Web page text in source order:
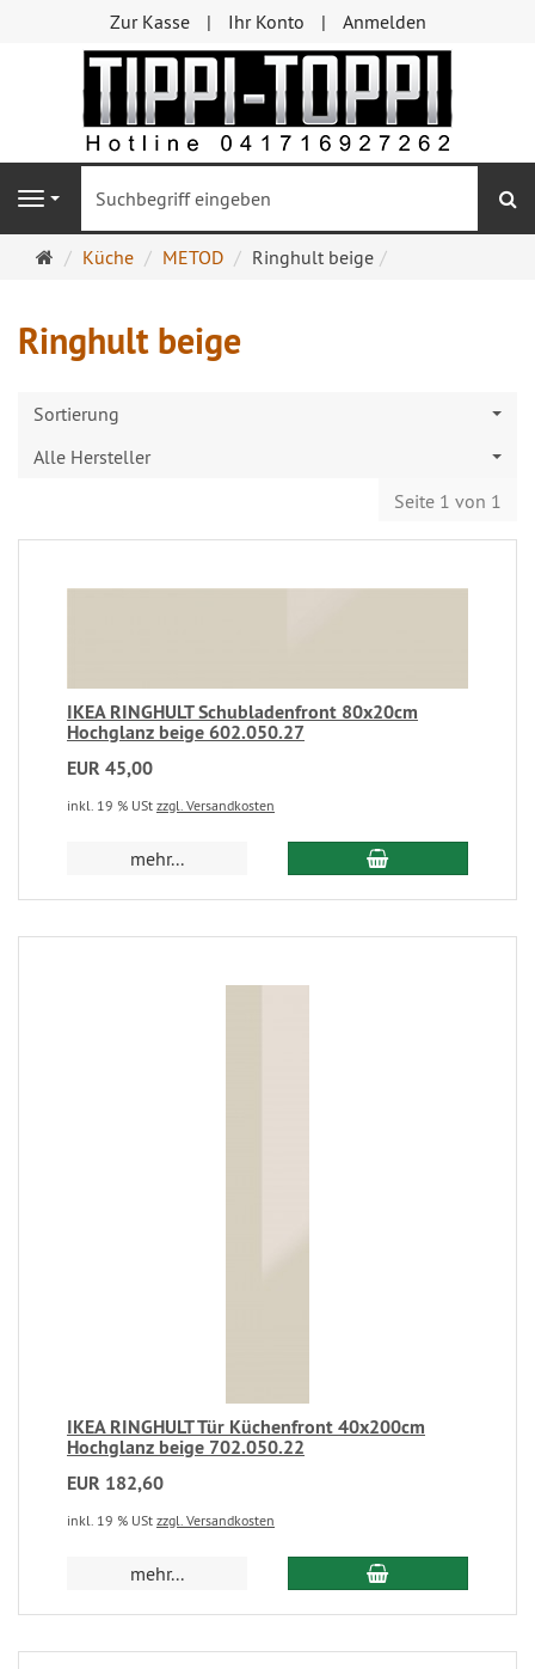
Zur Kasse Ihr Konto Anmelden
Navigation
Startseite
Küche METOD Ringhult beige
Ringhult beige
Sortierung
Alle Hersteller
Seite 1 von 1
IKEA RINGHULT Schubladenfront 80x20cm
Hochglanz beige 602.050.27
EUR 45,00
inkl. 19 % USt zzgl. Versandkosten
mehr...
IKEA RINGHULT Tür Küchenfront 40x200cm
Hochglanz beige 702.050.22
EUR 182,60
inkl. 19 % USt zzgl. Versandkosten
mehr...